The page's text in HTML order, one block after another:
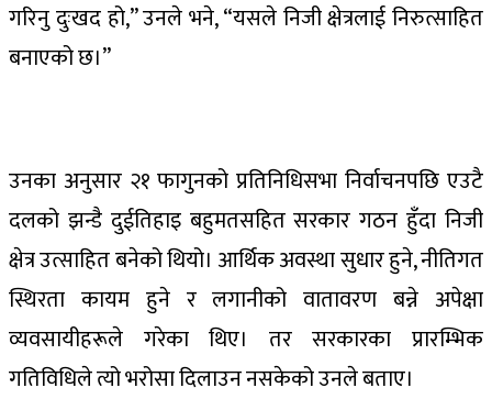
गरिनु दुःखद हो,” उनले भने, “यसले निजी क्षेत्रलाई निरुत्साहित
बनाएको छ।”
उनका अनुसार २१ फागुनको प्रतिनिधिसभा निर्वाचनपछि एउटै
दलको झन्डै दुईतिहाइ बहुमतसहित सरकार गठन हुँदा निजी
क्षेत्र उत्साहित बनेको थियो। आर्थिक अवस्था सुधार हुने, नीतिगत
स्थिरता कायम हुने र लगानीको वातावरण बन्ने अपेक्षा
व्यवसायीहरूले गरेका थिए। तर सरकारका प्रारम्भिक
गतिविधिले त्यो भरोसा दिलाउन नसकेको उनले बताए।